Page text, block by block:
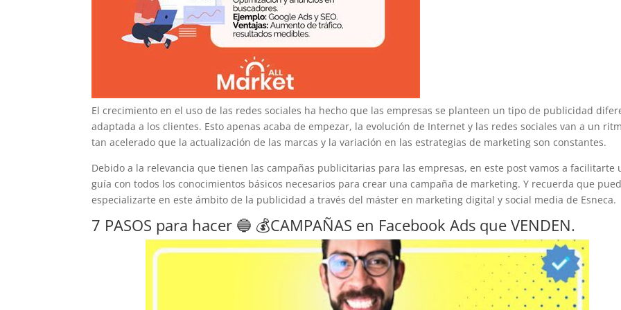
El crecimiento en el uso de las redes sociales ha hecho que las empresas se planteen un tipo de publicidad
adaptada a los clientes. Esto apenas acaba de empezar, la evolución de Internet y las redes sociales van a un
tan acelerado que la actualización de las marcas y la variación en las estrategias de marketing son constantes.
Debido a la relevancia que tienen las campañas publicitarias para las empresas, en este post vamos a facilitarte
guía con todos los conocimientos básicos necesarios para crear una campaña de marketing. Y recuerda que
especializarte en este ámbito de la publicidad a través del máster en marketing digital y social media de Esneca.
7 PASOS para hacer 🔵 💰CAMPAÑAS en Facebook Ads que VENDEN.